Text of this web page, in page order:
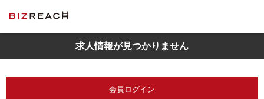
求人情報が見つかりません
会員ログイン